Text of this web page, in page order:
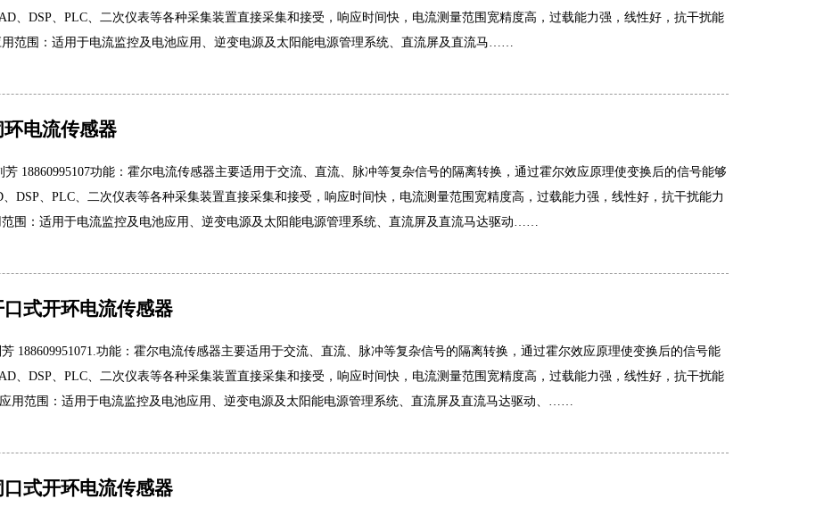
、DSP、PLC、二次仪表等各种采集装置直接采集和接受，响应时间快，电流测量范围宽精度高，过载能力强，线性好，抗干扰能
用范围：适用于电流监控及电池应用、逆变电源及太阳能电源管理系统、直流屏及直流马……
电流传感器
芳 18860995107功能：霍尔电流传感器主要适用于交流、直流、脉冲等复杂信号的隔离转换，通过霍尔效应原理使变换后的信号能够
DSP、PLC、二次仪表等各种采集装置直接采集和接受，响应时间快，电流测量范围宽精度高，过载能力强，线性好，抗干扰能力
围：适用于电流监控及电池应用、逆变电源及太阳能电源管理系统、直流屏及直流马达驱动……
式开环电流传感器
188609951071.功能：霍尔电流传感器主要适用于交流、直流、脉冲等复杂信号的隔离转换，通过霍尔效应原理使变换后的信号能
、DSP、PLC、二次仪表等各种采集装置直接采集和接受，响应时间快，电流测量范围宽精度高，过载能力强，线性好，抗干扰能
用范围：适用于电流监控及电池应用、逆变电源及太阳能电源管理系统、直流屏及直流马达驱动、……
式开环电流传感器